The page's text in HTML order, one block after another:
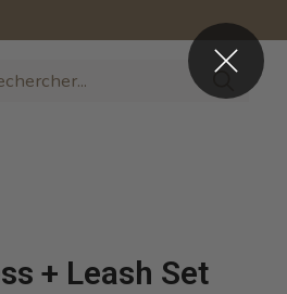
+ Leash Set